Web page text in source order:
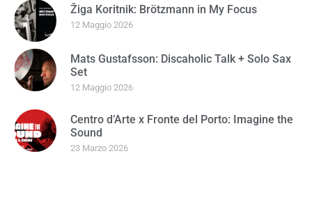
Žiga Koritnik: Brötzmann in My Focus
12 Maggio 2026
Mats Gustafsson: Discaholic Talk + Solo Sax
Set
12 Maggio 2026
Centro d’Arte x Fronte del Porto: Imagine the
Sound
23 Marzo 2026